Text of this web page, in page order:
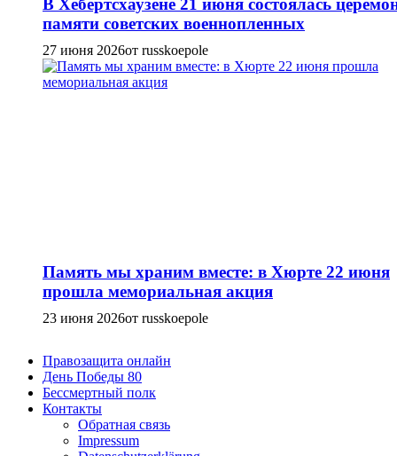
В Хебертсхаузене 21 июня состоялась
памяти советских военнопленных
27 июня 2026от russkoepole
Память мы храним вместе: в Хюрте 22 июня
прошла мемориальная акция
23 июня 2026от russkoepole
Правозащита онлайн
День Победы 80
Бессмертный полк
Контакты
Обратная связь
Impressum